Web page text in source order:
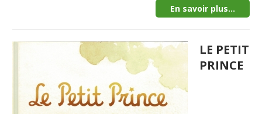
En savoir plus...
LE PETIT
PRINCE